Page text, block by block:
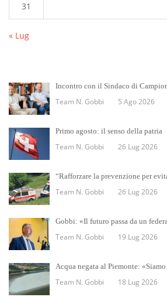
31
« Lug
Incontro con il Sindaco di
Team N. Gobbi 5 Ago 2026
Primo agosto: il senso della patria
Team N. Gobbi 26 Lug 2026
“Rafforzare la prevenzione per
Team N. Gobbi 26 Lug 2026
Gobbi: «Il futuro passa da un
Team N. Gobbi 19 Lug 2026
Acqua negata al Piemonte:
Team N. Gobbi 18 Lug 2026